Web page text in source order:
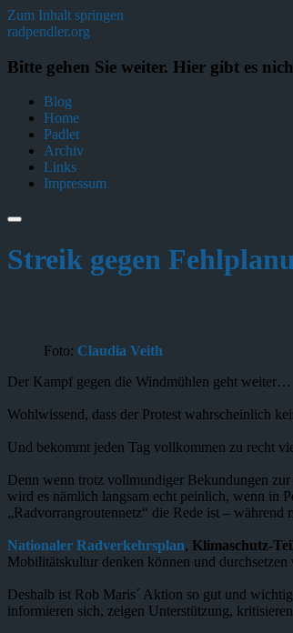
Zum Inhalt springen
radpendler.org
Bitte gehen Sie weiter. Hier gibt es
Blog
Home
Padlet
Archiv
Links
Impressum
Streik gegen
Foto: Claudia Veith
Der Kampf gegen die Windmühlen geht weiter…
Wohlwissend, dass der Protest wahrscheinlich
Und bekommt jeden Tag vollkommen zu recht
Denn wenn trotz vollmundiger Bekundungen
wird es nämlich langsam echt peinlich, wenn in
„Radvorrangroutennetz“ die Rede ist – während
Nationaler Radverkehrsplan, Klimaschutz-
Mobilitätskultur denken können und
Deshalb ist Rob Maris´ Aktion so gut und
informieren sich, zeigen Unterstützung,